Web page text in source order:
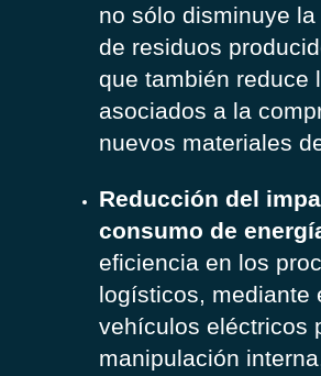
no sólo disminuye
de residuos
que también reduce
asociados a la
nuevos materiales
Reducción del
consumo de
eficiencia en los
logísticos, mediante
vehículos eléctricos
manipulación